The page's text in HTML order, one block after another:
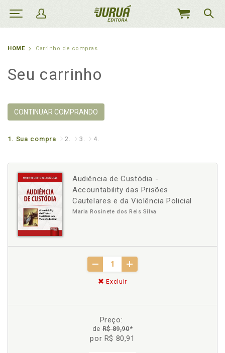
MEU
HOME Carrinho de compras
Seu carrinho
CONTINUAR COMPRANDO
1. Sua compra 2. 3. 4.
Audiência de Custódia -
Accountability das Prisões
Cautelares e da Violência Policial
Maria Rosinete dos Reis Silva
Excluir
Preço:
deR$ 89,90*
por R$ 80,91